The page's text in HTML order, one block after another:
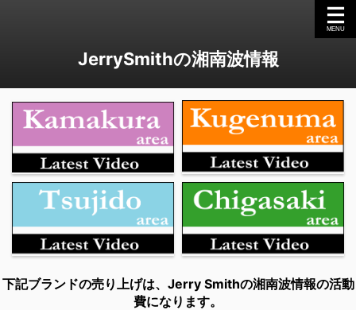
JerrySmithの湘南波情報
下記ブランドの売り上げは、Jerry Smithの湘南波情報の活動
費になります。